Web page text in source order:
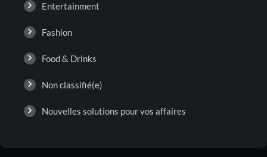
Entertainment
Fashion
Food & Drinks
Non classifié(e)
Nouvelles solutions pour vos affaires